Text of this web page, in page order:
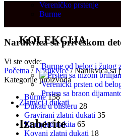
Vereničko prstenje
Burme
KOLEKCIJA
Burme od belog i žutog
Verenički prsten od
Prsten sa braon
Zlatnici i dukati
Izaberite
Narukvica sa priveskom
Vi ste ovde:
Početna / Narukvice/ Narukvica sa
Kategorije proizvoda
Burme 158
Dukati u blisteru 28
Gravirani zlatni dukati 35
Kompleti nakita 65
Kovani zlatni dukati 18